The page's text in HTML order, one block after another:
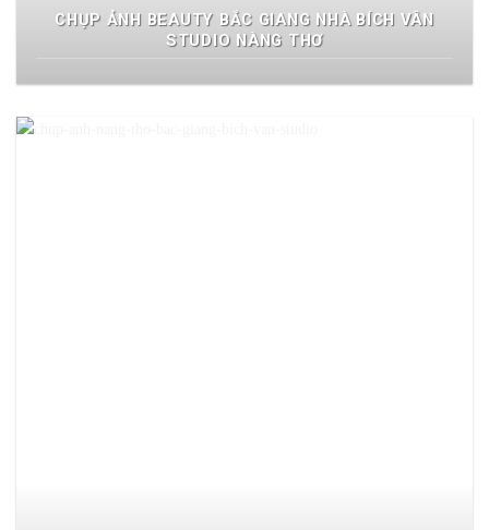
CHỤP ẢNH BEAUTY BẮC GIANG NHÀ BÍCH VÂN
STUDIO NÀNG THƠ